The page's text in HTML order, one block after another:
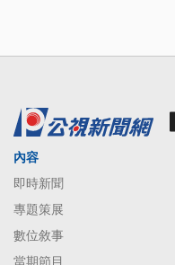
內容
即時新聞
專題策展
數位敘事
當期節目